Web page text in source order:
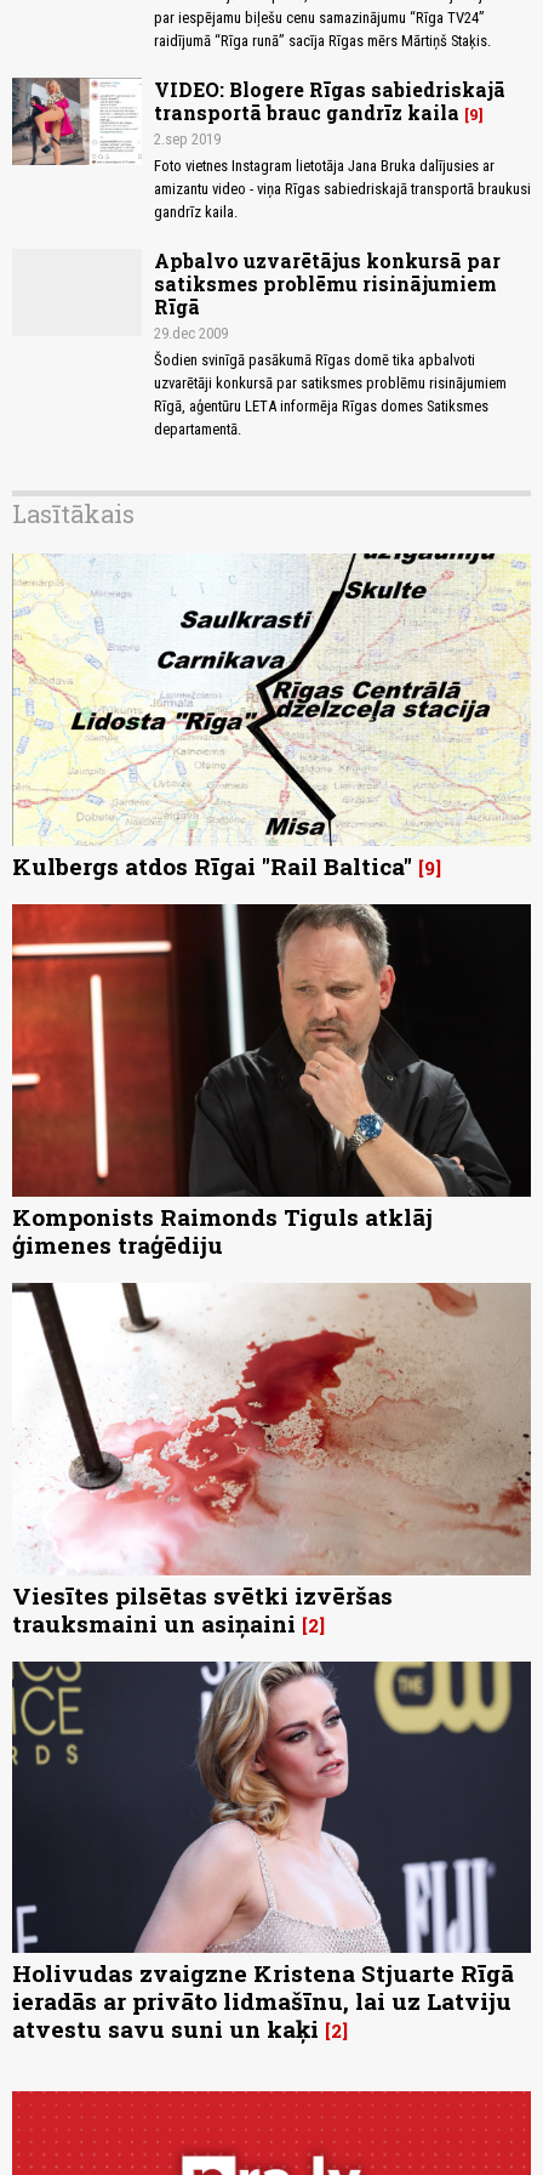
par iespējamu biļešu cenu samazinājumu “Rīga TV24”
raidījumā “Rīga runā” sacīja Rīgas mērs Mārtiņš Staķis.
VIDEO: Blogere Rīgas sabiedriskajā
transportā brauc gandrīz kaila
9
2.sep 2019
Foto vietnes Instagram lietotāja Jana Bruka dalījusies ar
amizantu video - viņa Rīgas sabiedriskajā transportā braukusi
gandrīz kaila.
Apbalvo uzvarētājus konkursā par
satiksmes problēmu risinājumiem
Rīgā
29.dec 2009
Šodien svinīgā pasākumā Rīgas domē tika apbalvoti
uzvarētāji konkursā par satiksmes problēmu risinājumiem
Rīgā, aģentūru LETA informēja Rīgas domes Satiksmes
departamentā.
Lasītākais
Kulbergs atdos Rīgai "Rail Baltica" 9
Komponists Raimonds Tiguls atklāj
ģimenes traģēdiju
Viesītes pilsētas svētki izvēršas
trauksmaini un asiņaini 2
Holivudas zvaigzne Kristena Stjuarte Rīgā
ieradās ar privāto lidmašīnu, lai uz Latviju
atvestu savu suni un kaķi 2